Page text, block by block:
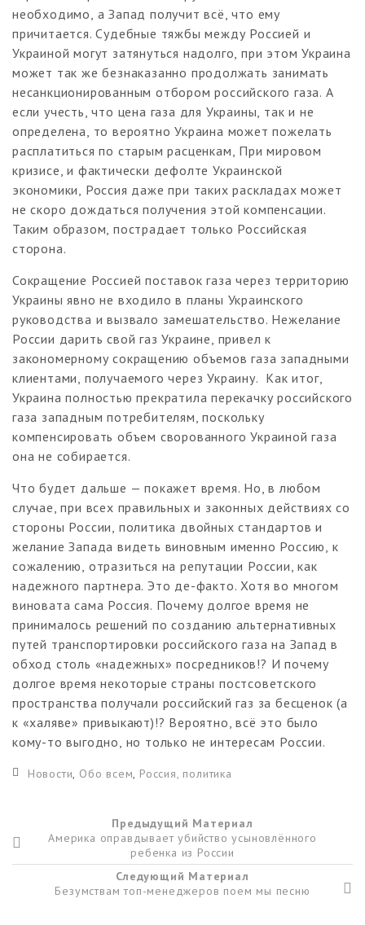
необходимо, а Запад получит всё, что ему
причитается. Судебные тяжбы между Россией и
Украиной могут затянуться надолго, при этом Украина
может так же безнаказанно продолжать занимать
несанкционированным отбором российского газа. А
если учесть, что цена газа для Украины, так и не
определена, то вероятно Украина может пожелать
расплатиться по старым расценкам, При мировом
кризисе, и фактически дефолте Украинской
экономики, Россия даже при таких раскладах может
не скоро дождаться получения этой компенсации.
Таким образом, пострадает только Российская
сторона.
Сокращение Россией поставок газа через территорию
Украины явно не входило в планы Украинского
руководства и вызвало замешательство. Нежелание
России дарить свой газ Украине, привел к
закономерному сокращению объемов газа западными
клиентами, получаемого через Украину. Как итог,
Украина полностью прекратила перекачку российского
газа западным потребителям, поскольку
компенсировать объем сворованного Украиной газа
она не собирается.
Что будет дальше — покажет время. Но, в любом
случае, при всех правильных и законных действиях со
стороны России, политика двойных стандартов и
желание Запада видеть виновным именно Россию, к
сожалению, отразиться на репутации России, как
надежного партнера. Это де-факто. Хотя во многом
виновата сама Россия. Почему долгое время не
принималось решений по созданию альтернативных
путей транспортировки российского газа на Запад в
обход столь «надежных» посредников!? И почему
долгое время некоторые страны постсоветского
пространства получали российский газ за бесценок (а
к «халяве» привыкают)!? Вероятно, всё это было
кому-то выгодно, но только не интересам России.
Новости Обо всем Россия, политика
Предыдущий Материал
Америка оправдывает убийство усыновлённого
ребенка из России
Следующий Материал
Безумствам топ-менеджеров поем мы песню